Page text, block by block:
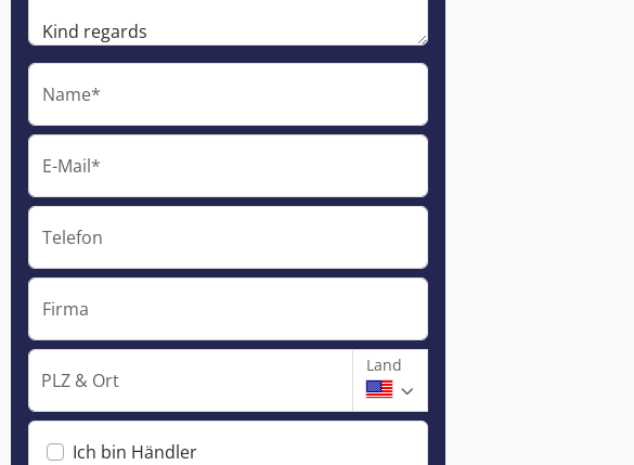
Name*
E-Mail*
Telefon
Firma
PLZ & Ort
Land
Ich bin Händler